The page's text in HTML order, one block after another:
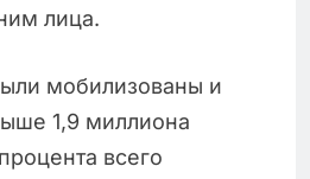
лица.
мобилизованы и
1,9 миллиона
всего